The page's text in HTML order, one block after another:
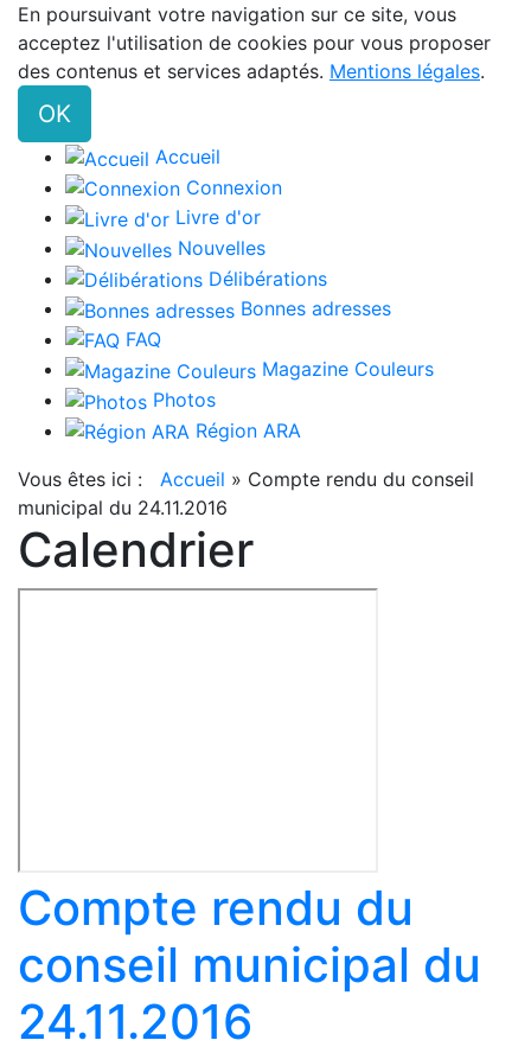
En poursuivant votre navigation sur ce site, vous
acceptez l'utilisation de cookies pour vous proposer
des contenus et services adaptés. Mentions légales.
OK
Accueil
Connexion
Livre d'or
Nouvelles
Délibérations
Bonnes adresses
FAQ
Magazine Couleurs
Photos
Région ARA
Vous êtes ici : Accueil » Compte rendu du conseil
municipal du 24.11.2016
Calendrier
Compte rendu du
conseil municipal du
24.11.2016